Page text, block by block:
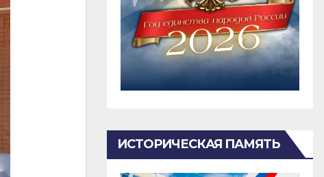
ИСТОРИЧЕСКАЯ ПАМЯТЬ